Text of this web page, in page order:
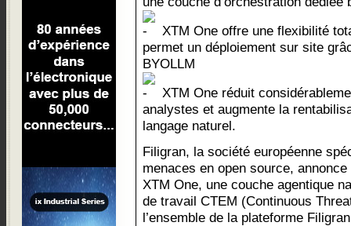
XTM One offre une flexibilité
permet un déploiement sur site
BYOLLM
XTM One réduit
analystes et augmente la
langage naturel.
Filigran, la société européenne
menaces en open source,
XTM One, une couche agentique
de travail CTEM (Continuous
l’ensemble de la plateforme